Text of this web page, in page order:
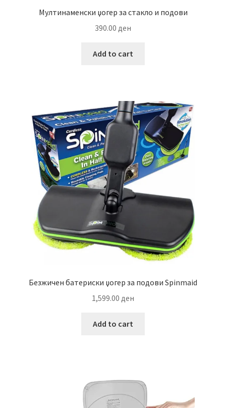
Мултинаменски џогер за стакло и подови
390.00 ден
Add to cart
Безжичен батериски џогер за подови Spinmaid
1,599.00 ден
Add to cart